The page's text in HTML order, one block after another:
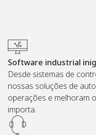
Software industrial
Desde sistemas de
nossas soluções de
operações e melhoram
importa.